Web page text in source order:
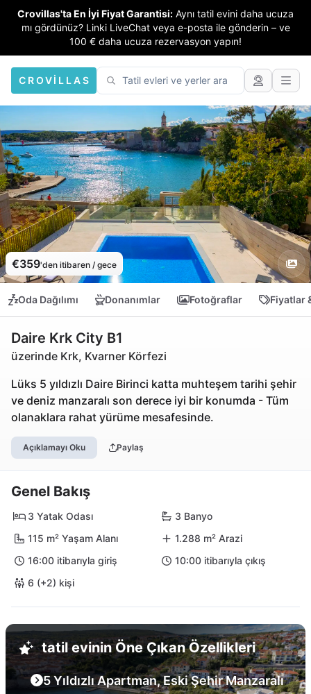
Crovillas'ta En İyi Fiyat Garantisi: Aynı tatil evini daha ucuza
mı gördünüz? Linki LiveChat veya e-posta ile gönderin – ve
100 € daha ucuza rezervasyon yapın!
CROVILLAS
€359'den itibaren / gece
Oda Dağılımı Donanımlar Fotoğraflar Fiyatlar
Daire Krk City B1
üzerinde Krk, Kvarner Körfezi
Lüks 5 yıldızlı Daire Birinci katta muhteşem tarihi şehir
ve deniz manzaralı son derece iyi bir konumda - Tüm
olanaklara rahat yürüme mesafesinde.
Açıklamayı Oku Paylaş
Genel Bakış
3 Yatak Odası
3 Banyo
115 m² Yaşam Alanı
1.288 m² Arazi
16:00 itibarıyla giriş
10:00 itibarıyla çıkış
6 (+2) kişi
tatil evinin Öne Çıkan Özellikleri
5 Yıldızlı Apartman, Eski Şehir Manzaralı